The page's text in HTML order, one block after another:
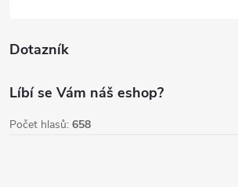
Dotazník
Líbí se Vám náš eshop?
Počet hlasů: 658